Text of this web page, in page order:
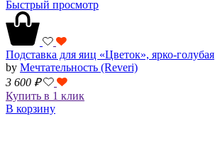
Быстрый просмотр
Подставка для яиц «Цветок», ярко-голубая
by Мечтательность (Reveri)
3 600 ₽
Купить в 1 клик
В корзину